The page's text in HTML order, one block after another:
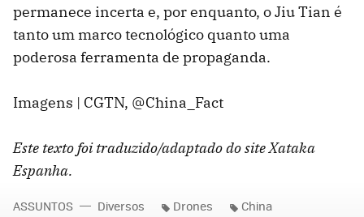
permanece incerta e, por enquanto, o Jiu Tian é
tanto um marco tecnológico quanto uma
poderosa ferramenta de propaganda.
Imagens | CGTN, @China_Fact
Este texto foi traduzido/adaptado do site Xataka
Espanha.
ASSUNTOS Diversos Drones China